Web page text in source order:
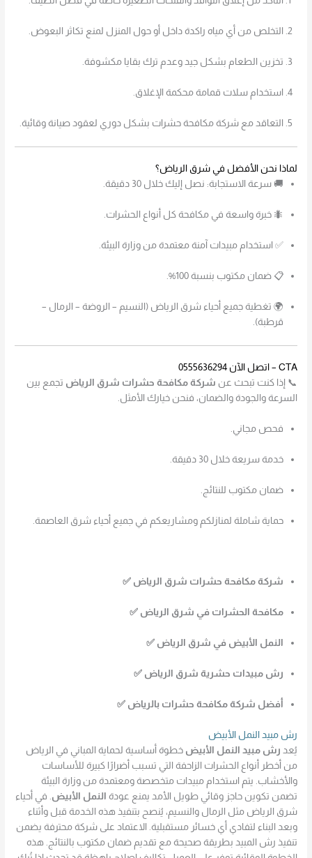
التخلص من أي مياه راكدة داخل أو حول المنزل لمنع تكاثر البعوض.
تخزين الطعام بشكل جيد وعدم ترك بقايا مكشوفة.
استخدام سلات قمامة محكمة الإغلاق.
التعاقد مع شركة مكافحة حشرات بشكل دوري لعقود صيانة وقائية.
لماذا نحن الأفضل في شرق الرياض؟
🚚 سرعة الاستجابة: نصل إليك خلال 30 دقيقة.
🐜 خبرة واسعة في مكافحة كل أنواع الحشرات.
✅ استخدام مبيدات آمنة معتمدة من وزارة البيئة.
📋 ضمان مكتوب بنسبة 100%.
🌍 تغطية جميع أحياء شرق الرياض (النسيم – الروضة – الرمال –
قرطبة).
CTA – اتصل الآن 0555636294
📞 إذا كنت تبحث عن شركة مكافحة حشرات شرق الرياض تجمع بين
السرعة والجودة والضمان، فنحن خيارك الأمثل.
فحص مجاني.
خدمة سريعة خلال 30 دقيقة.
ضمان مكتوب للنتائج.
حماية شاملة لمنازلكم ومشاريعكم في جميع أحياء شرق العاصمة.
شركة مكافحة حشرات شرق الرياض ✅
مكافحة الحشرات في شرق الرياض ✅
النمل الأبيض في شرق الرياض ✅
رش مبيدات حشرية شرق الرياض ✅
أفضل شركة مكافحة حشرات بالرياض ✅
رش مبيد النمل الأبيض
يُعد رش مبيد النمل الأبيض خطوة أساسية لحماية المباني في الرياض
من أخطر أنواع الحشرات الزاحفة التي تسبب أضرارًا كبيرة للأساسات
والأخشاب. يتم استخدام مبيدات متخصصة ومعتمدة من وزارة البيئة
تضمن تكوين حاجز وقائي طويل الأمد يمنع عودة النمل الأبيض . في أحياء
شرق الرياض مثل الرمال والنسيم، يُنصح بتنفيذ هذه الخدمة قبل وأثناء
وبعد البناء لتفادي أي خسائر مستقبلية. الاعتماد على شركة محترفة يضمن
تنفيذ رش المبيد بطريقة صحيحة مع تقديم ضمان مكتوب بالنتائج. هذه